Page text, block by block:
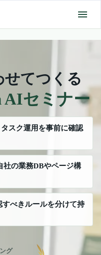
せてつくる
AIセミナー
スク運用を事前に確認
の業務DBやページ構
べきルールを分けて持
グ